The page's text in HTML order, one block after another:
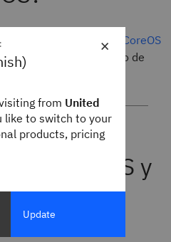
de microservicios,
CoreOS
es un servicio operativo de
×
from United
like to switch to your
products, pricing
Update